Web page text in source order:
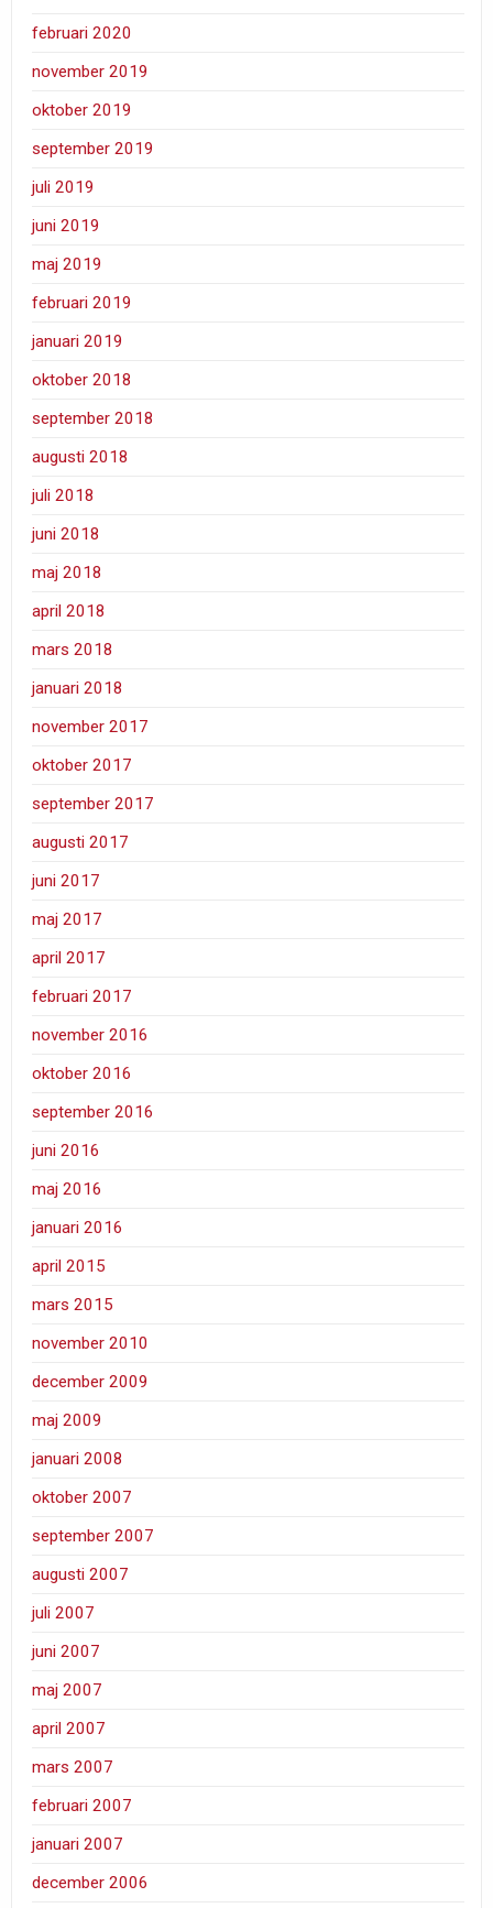
februari 2020
november 2019
oktober 2019
september 2019
juli 2019
juni 2019
maj 2019
februari 2019
januari 2019
oktober 2018
september 2018
augusti 2018
juli 2018
juni 2018
maj 2018
april 2018
mars 2018
januari 2018
november 2017
oktober 2017
september 2017
augusti 2017
juni 2017
maj 2017
april 2017
februari 2017
november 2016
oktober 2016
september 2016
juni 2016
maj 2016
januari 2016
april 2015
mars 2015
november 2010
december 2009
maj 2009
januari 2008
oktober 2007
september 2007
augusti 2007
juli 2007
juni 2007
maj 2007
april 2007
mars 2007
februari 2007
januari 2007
december 2006